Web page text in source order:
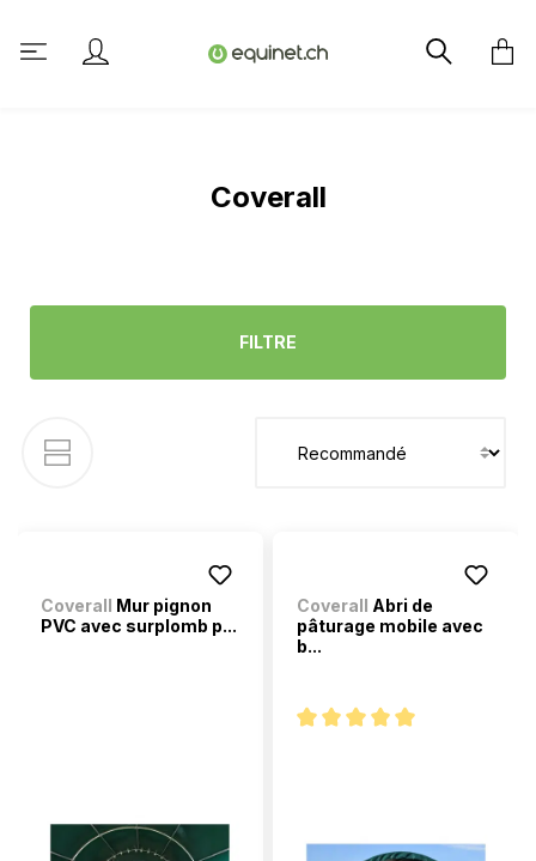
Coverall
FILTRE
Coverall Mur pignon
PVC avec surplomb p...
Coverall Abri de
pâturage mobile avec
b...